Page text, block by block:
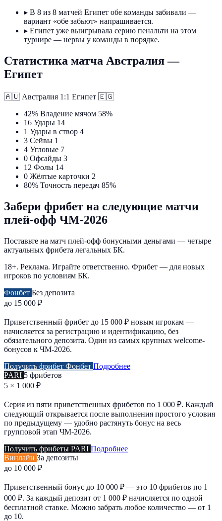
▸ В 8 из 8 матчей Египет обе команды забивали —
вариант «обе забьют» напрашивается.
▸ Египет уже выигрывала серию пенальти на этом
турнире — нервы у команды в порядке.
Статистика матча Австралия —
Египет
🇦🇺 Австралия 1:1 Египет 🇪🇬
42% Владение мячом 58%
16 Удары 14
1 Удары в створ 4
3 Сейвы 1
4 Угловые 7
0 Офсайды 3
12 Фолы 14
0 Жёлтые карточки 2
80% Точность передач 85%
Забери фрибет на следующие матчи
плей-офф ЧМ-2026
Поставьте на матч плей-офф бонусными деньгами — четыре
актуальных фрибета легальных БК.
18+. Реклама. Играйте ответственно. Фрибет — для новых
игроков по условиям БК.
Фонбет Без депозита
до 15 000 ₽
Приветственный фрибет до 15 000 ₽ новым игрокам —
начисляется за регистрацию и идентификацию, без
обязательного депозита. Один из самых крупных welcome-
бонусов к ЧМ-2026.
Получить фрибет Фонбет Подробнее
PARI 5 фрибетов
5 × 1 000 ₽
Серия из пяти приветственных фрибетов по 1 000 ₽. Каждый
следующий открывается после выполнения простого условия
по предыдущему — удобно растянуть бонус на весь
групповой этап ЧМ-2026.
Получить фрибеты PARI Подробнее
Винлайн За депозиты
до 10 000 ₽
Приветственный бонус до 10 000 ₽ — это 10 фрибетов по 1
000 ₽. За каждый депозит от 1 000 ₽ начисляется по одной
бесплатной ставке. Можно забрать любое количество — от 1
до 10.